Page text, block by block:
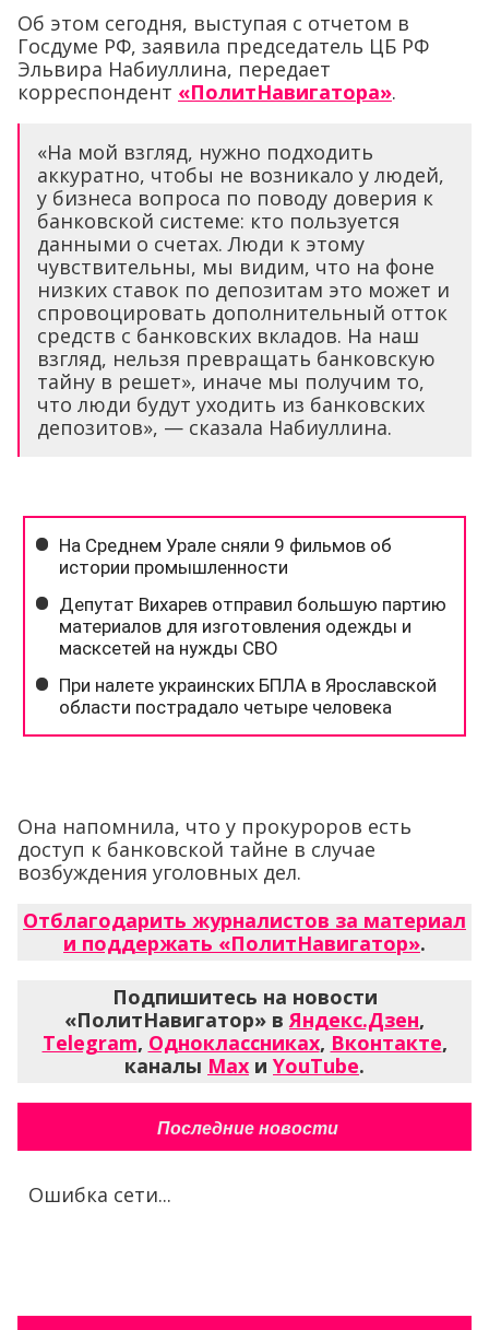
Об этом сегодня, выступая с отчетом в
Госдуме РФ, заявила председатель ЦБ РФ
Эльвира Набиуллина, передает
корреспондент «ПолитНавигатора».
«На мой взгляд, нужно подходить
аккуратно, чтобы не возникало у людей,
у бизнеса вопроса по поводу доверия к
банковской системе: кто пользуется
данными о счетах. Люди к этому
чувствительны, мы видим, что на фоне
низких ставок по депозитам это может и
спровоцировать дополнительный отток
средств с банковских вкладов. На наш
взгляд, нельзя превращать банковскую
тайну в решет», иначе мы получим то,
что люди будут уходить из банковских
депозитов», — сказала Набиуллина.
Она напомнила, что у прокуроров есть
доступ к банковской тайне в случае
возбуждения уголовных дел.
Отблагодарить журналистов за материал
и поддержать «ПолитНавигатор».
Подпишитесь на новости
«ПолитНавигатор» вЯндекс.Дзен,
Telegram, Одноклассниках, Вконтакте,
каналы Max и YouTube.
Последние новости
Ошибка сети...